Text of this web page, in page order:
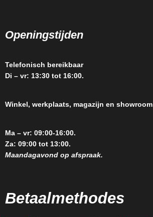
Openingstijden
Telefonisch bereikbaar
Di – vr: 13:30 tot 16:00.
Winkel, werkplaats, magazijn en showroom
Ma – vr: 09:00-16:00.
Za: 09:00 tot 13:00.
Maandagavond op afspraak.
Betaalmethodes